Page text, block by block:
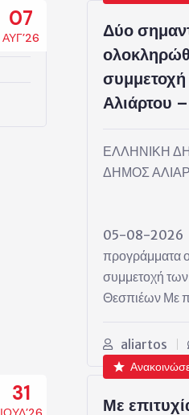
07
ΑΥΓ’26
Δύο
Αλιάρτου
ΕΛΛΗΝΙΚΗ
ΔΗΜΟΣ
05-08-2026
προγράμματα
συμμετοχή
Θεσπιέων Με
aliartos
31
Με